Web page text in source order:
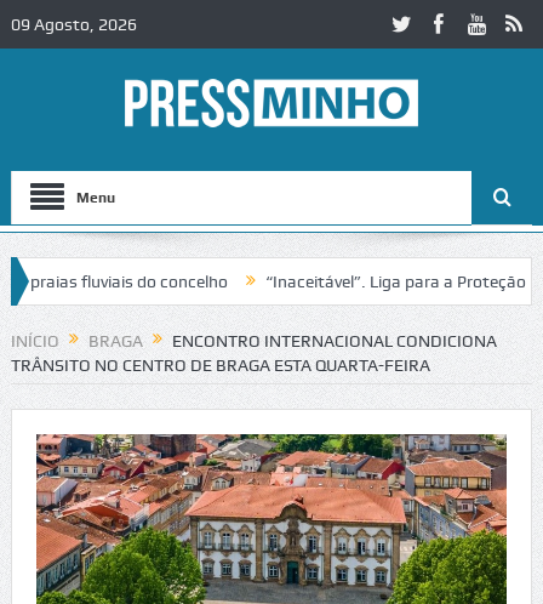
09 Agosto, 2026
Menu
fluviais do concelho “Inaceitável”. Liga para a Proteção da
trânsito no IC2 em Alcobaça Igreja do Castelo de Cerveira
INÍCIO BRAGA
ENCONTRO INTERNACIONAL CONDICIONA
TRÂNSITO NO CENTRO DE BRAGA ESTA QUARTA-FEIRA